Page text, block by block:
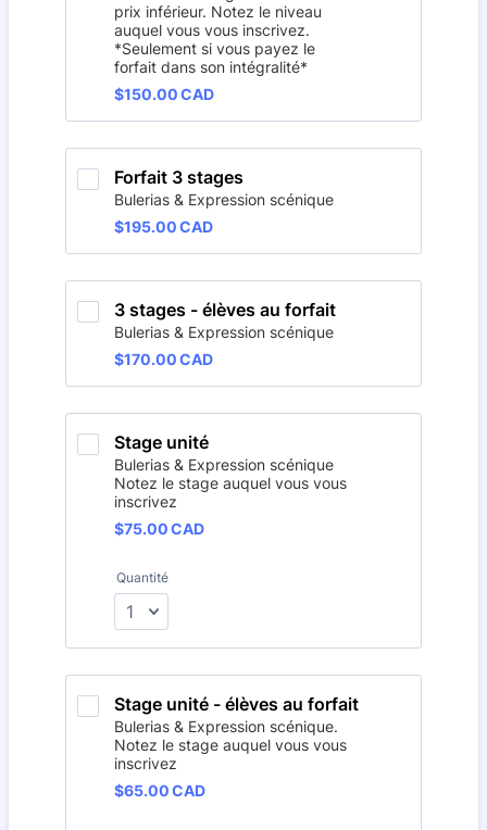
prix inférieur. Notez le niveau
auquel vous vous inscrivez.
*Seulement si vous payez le
forfait dans son intégralité*
$150.00 CAD
$150.00CAD
Forfait 3 stages
Bulerias & Expression scénique
$195.00 CAD
$195.00CAD
3 stages - élèves au forfait
Bulerias & Expression scénique
$170.00 CAD
$170.00CAD
Stage unité
Bulerias & Expression scénique
Notez le stage auquel vous vous
inscrivez
$75.00 CAD
$75.00CAD
Quantité
Stage unité - élèves au forfait
Bulerias & Expression scénique.
Notez le stage auquel vous vous
inscrivez
$65.00 CAD
$65.00CAD